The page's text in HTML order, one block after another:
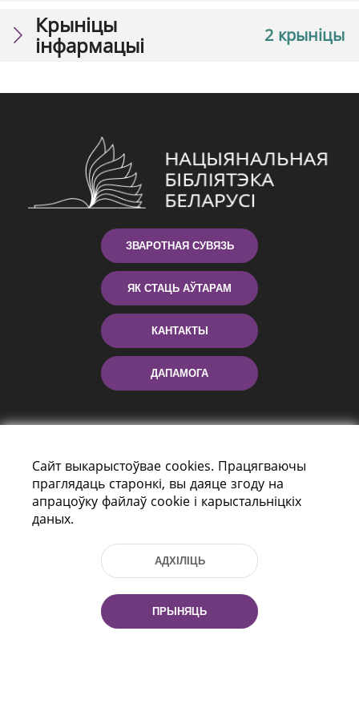
2 крыніцы
Крыніцы
інфармацыі
ЗВАРОТНАЯ СУВЯЗЬ
ЯК СТАЦЬ АЎТАРАМ
КАНТАКТЫ
ДАПАМОГА
праспект Незалежнасці 116
г. Мiнск, Рэспубліка Беларусь, 220114
Тэл.: (+375 17) 368 37 37, Факс: (+375 17)
Эл. пошта: inbox@nlb.by
Сайт выкарыстоўвае cookies. Працягваючы
праглядаць старонкі, вы даяце згоду на
апрацоўку файлаў cookie і карыстальніцкіх
даных.
АДХІЛІЦЬ
ПРЫНЯЦЬ